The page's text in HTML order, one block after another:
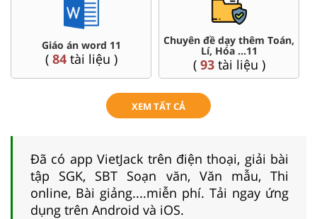
Giáo án word 11
( 84tài liệu )
Chuyên đề dạy thêm Toán,
Lí, Hóa ...11
( 93tài liệu )
XEM TẤT CẢ
Đã có app VietJack trên điện thoại, giải bài
tập SGK, SBT Soạn văn, Văn mẫu, Thi
online, Bài giảng....miễn phí. Tải ngay ứng
dụng trên Android và iOS.